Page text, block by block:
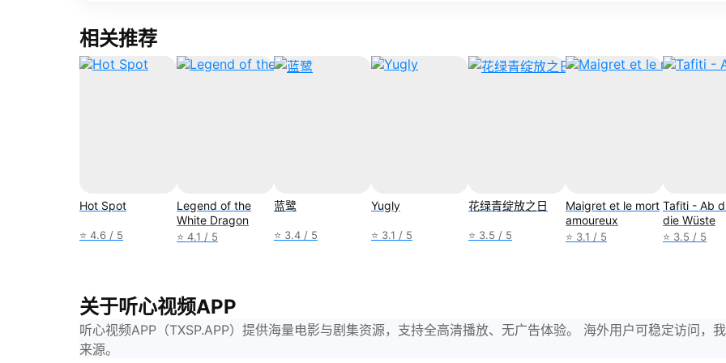
相关推荐
Hot Spot
⭐ 4.6 / 5
Legend of the
White Dragon
⭐ 4.1 / 5
蓝鹭
⭐ 3.4 / 5
Yugly
⭐ 3.1 / 5
花绿青绽放之日
⭐ 3.5 / 5
Maigret et le mort
amoureux
⭐ 3.1 / 5
Tafiti - Ab
die Wüste
⭐ 3.5 / 5
关于听心视频APP
听心视频APP（TXSP.APP）提供海量电影与剧集资源，支持全高清播放、无广告体验。 海外用户可稳定访问，
来源。